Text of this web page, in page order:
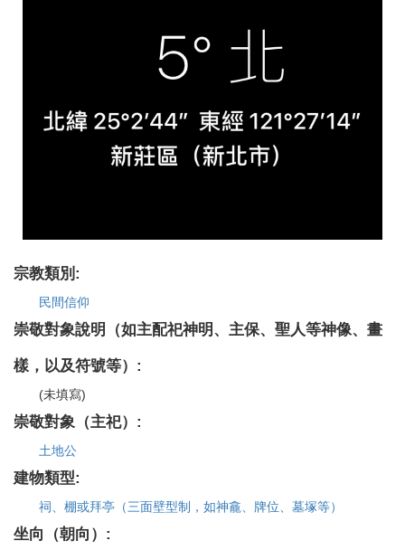
宗教類別:
民間信仰
崇敬對象說明（如主配祀神明、主保、聖人等神像、畫
樣，以及符號等）:
(未填寫)
崇敬對象（主祀）:
土地公
建物類型:
祠、棚或拜亭（三面壁型制，如神龕、牌位、墓塚等）
坐向（朝向）: